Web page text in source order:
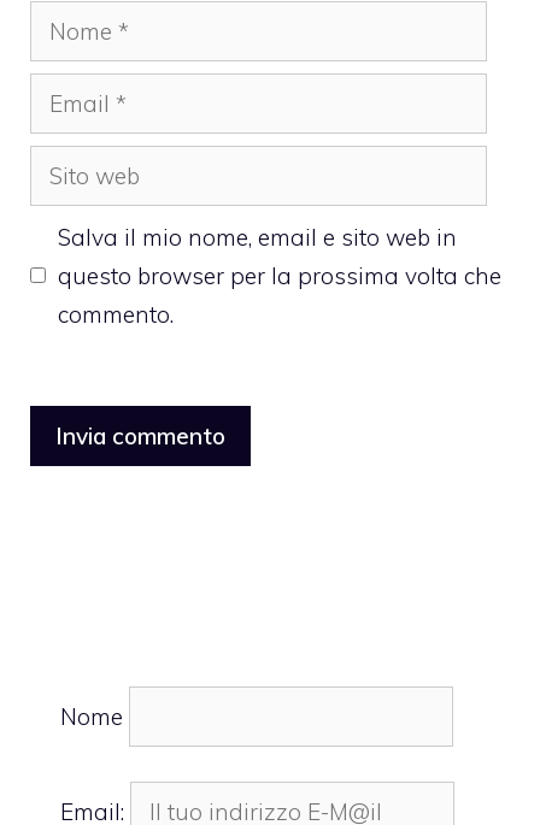
Nome
Email
Sito
web
Salva il mio nome, email e sito web in
questo browser per la prossima volta che
commento.
Nome
Email: